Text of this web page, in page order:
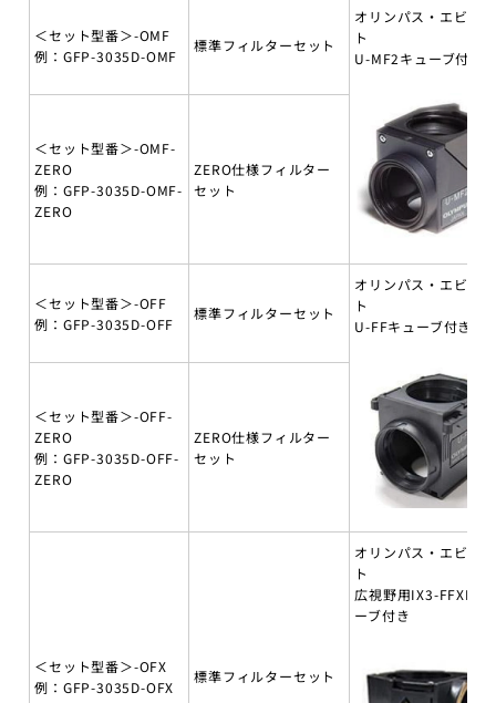
＜セット型番＞-OMF
例：GFP-3035D-OMF
標準フィルターセット
オリンパス・エビデン
ト
U-MF2キューブ付き
＜セット型番＞-OMF-
ZERO
例：GFP-3035D-OMF-
ZERO
ZERO仕様フィルター
セット
＜セット型番＞-OFF
例：GFP-3035D-OFF
標準フィルターセット
オリンパス・エビデン
ト
U-FFキューブ付き
＜セット型番＞-OFF-
ZERO
例：GFP-3035D-OFF-
ZERO
ZERO仕様フィルター
セット
＜セット型番＞-OFX
例：GFP-3035D-OFX
標準フィルターセット
オリンパス・エビデン
ト
広視野用IX3-FFXLキ
ーブ付き